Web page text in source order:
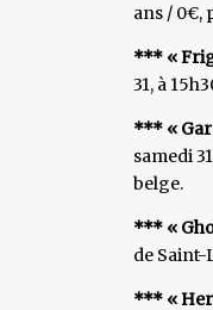
ans / 0€,
*** «
31, à
*** «
samedi
belge.
*** «
de Saint-
*** «